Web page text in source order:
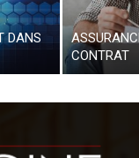
DANS
CONTRAT